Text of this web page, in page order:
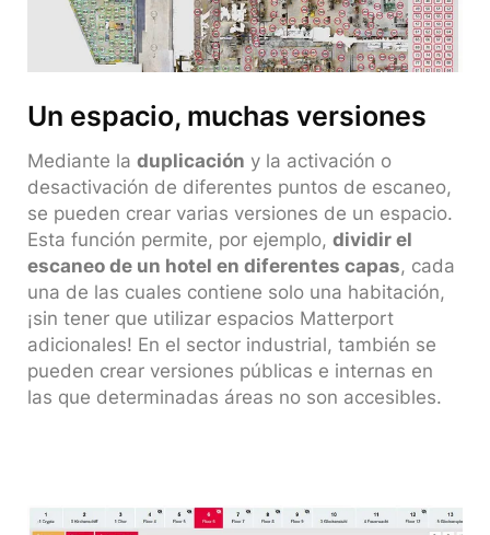
Un espacio, muchas versiones
Mediante la duplicación y la activación o
desactivación de diferentes puntos de escaneo,
se pueden crear varias versiones de un espacio.
Esta función permite, por ejemplo, dividir el
escaneo de un hotel en diferentes capas, cada
una de las cuales contiene solo una habitación,
¡sin tener que utilizar espacios Matterport
adicionales! En el sector industrial, también se
pueden crear versiones públicas e internas en
las que determinadas áreas no son accesibles.